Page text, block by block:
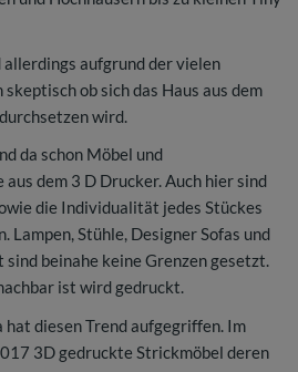
aufgrund der vielen
ob sich das Haus aus dem
wird.
da schon Möbel und
dem 3 D Drucker. Auch hier sind
die Individualität jedes Stückes
Lampen, Stühle, Designer Sofas und
beinahe keine Grenzen gesetzt.
ist wird gedruckt.
hat diesen Trend aufgegriffen. Im
3D gedruckte Strickmöbel deren